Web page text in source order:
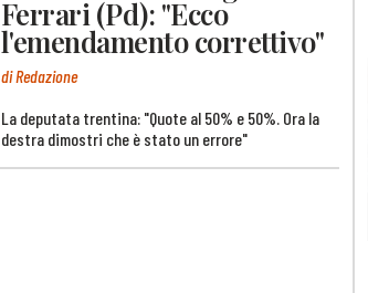
Ferrari (Pd): "Ecco
l'emendamento correttivo"
di Redazione
La deputata trentina: "Quote al 50% e 50%. Ora la
destra dimostri che è stato un errore"